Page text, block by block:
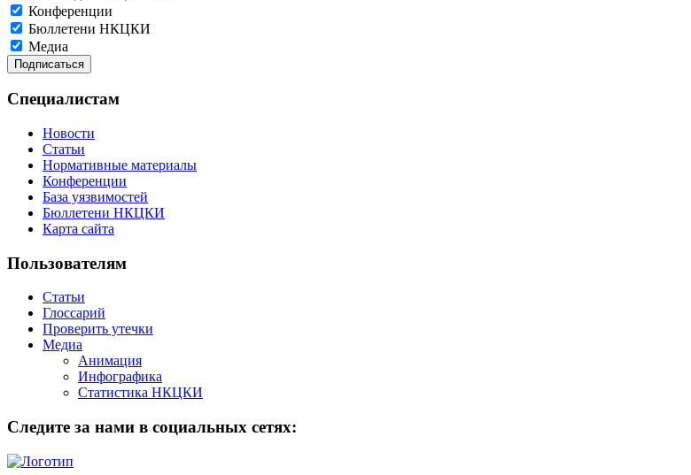
Конференции
Бюллетени НКЦКИ
Медиа
Специалистам
Новости
Статьи
Нормативные материалы
Конференции
База уязвимостей
Бюллетени НКЦКИ
Карта сайта
Пользователям
Статьи
Глоссарий
Проверить утечки
Медиа
Анимация
Инфографика
Статистика НКЦКИ
Следите за нами в социальных сетях: